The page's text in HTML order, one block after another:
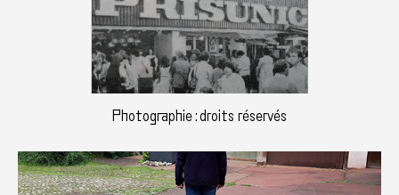
Photographie : droits réservés